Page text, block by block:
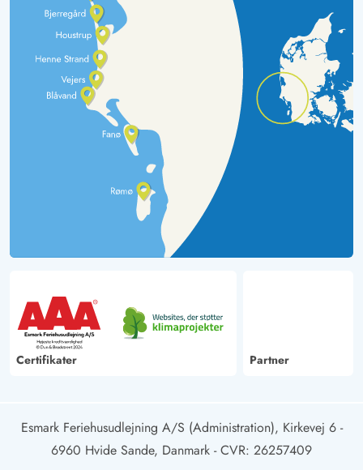
Certifikater Partner
Esmark Feriehusudlejning A/S (Administration), Kirkevej 6 -
6960 Hvide Sande, Danmark - CVR: 26257409